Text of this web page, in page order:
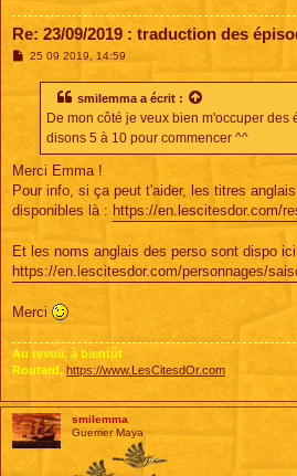
Re: 23/09/2019 : traduction des
M25 09 2019, 14:59
smilemma a écrit :
De mon côté je veux bien m'occuper des
disons 5 à 10 pour commencer ^^
Merci Emma !
Pour info, si ça peut t'aider, les titres
disponibles là : https://en.lescitesdor.com/
Et les noms anglais des perso sont dispo
https://en.lescitesdor.com/personnages/
Merci
Au revoir, à bientôt
Routard, https://www.LesCitesdOr.com
smilemma
Guerrier Maya